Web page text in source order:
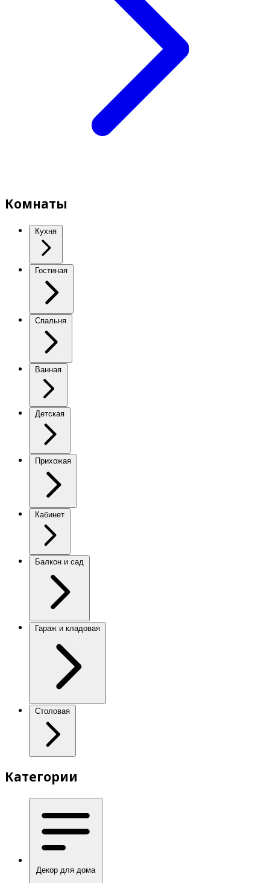
Комнаты
Кухня
Гостиная
Спальня
Ванная
Детская
Прихожая
Кабинет
Балкон и сад
Гараж и кладовая
Столовая
Категории
Декор для дома